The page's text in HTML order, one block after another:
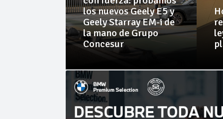
los nuevos Geely E5 y
Geely Starray EM-i de
la mano de Grupo
Concesur